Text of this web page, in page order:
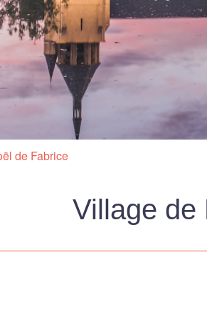
de Fabrice
Village de